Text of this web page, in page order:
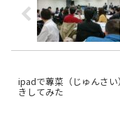
ipadで蓴菜（じゅんさ
きしてみた